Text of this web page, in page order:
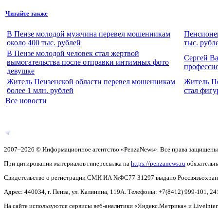
Читайте также
В Пензе молодой мужчина перевел мошенникам
около 400 тыс. рублей
тыс.
В Пензе молодой человек стал жертвой
вымогательства после отправки интимных фото
девушке
Сергей
Житель Пензенской области перевел мошенникам
более 1 млн. рублей
Житель
стал
Все новости
2007–2026 © Информационное агентство «PenzaNews». Все права
При цитировании материалов гиперссылка на https://penzanews.ru
Свидетельство о регистрации СМИ ИА №ФС77-31297 выдано
Адрес: 440034, г. Пенза, ул. Калинина, 119А. Телефоны: +7(8412) 999-101,
На сайте используются сервисы веб-аналитики «Яндекс.Метрика» и